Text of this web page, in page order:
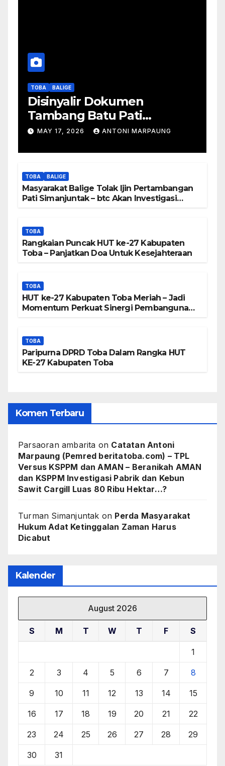
TOBA BALIGE
Disinyalir Dokumen
Tambang Batu Pati
Simanjuntak Palsu – Jerry
Berada Di DTA – Frengki
Pardede : Kami Tidak Miliki
Peta DTA – Tanda Tangan
Masyarakat Diduga
MAY 17, 2026 ANTONI MARPAUNG
TOBA BALIGE
Masyarakat Balige Tolak Ijin Pertambangan
Pati Simanjuntak – btc Akan Investigasi
TOBA
Rangkaian Puncak HUT ke-27 Kabupaten
Toba – Panjatkan Doa Untuk Kesejahteraan
TOBA
HUT ke-27 Kabupaten Toba Meriah – Jadi
Momentum Perkuat Sinergi Pembangunan
TOBA
Paripurna DPRD Toba Dalam Rangka HUT
KE-27 Kabupaten Toba
Komen Terbaru
Parsaoran ambarita on Catatan Antoni
Marpaung (Pemred beritatoba.com) – TPL
Versus KSPPM dan AMAN – Beranikah AMAN
dan KSPPM Investigasi Pabrik dan Kebun
Sawit Cargill Luas 80 Ribu Hektar…?
Turman Simanjuntak on Perda Masyarakat
Hukum Adat Ketinggalan Zaman Harus
Dicabut
Kalender
August 2026
S M T W T F S
1
2 3 4 5 6 7 8
9 10 11 12 13 14 15
16 17 18 19 20 21 22
23 24 25 26 27 28 29
30 31